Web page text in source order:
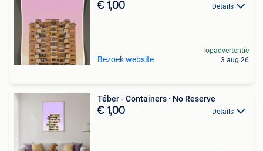
€ 1,00 Details
Bezoek website
Topadvertentie
3 aug 26
Téber - Containers · No Reserve
€ 1,00 Details